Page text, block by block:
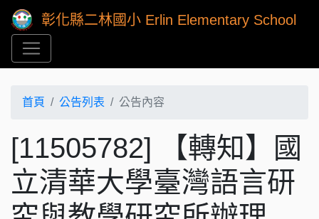
彰化縣二林國小 Erlin Elementary School
首頁 公告列表 公告內容
[11505782] 【轉知】國
立清華大學臺灣語言研